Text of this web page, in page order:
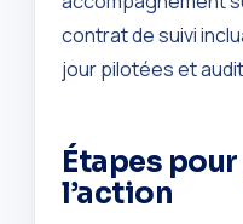
contrat de suivi
jour pilotées et
Étapes
l’action